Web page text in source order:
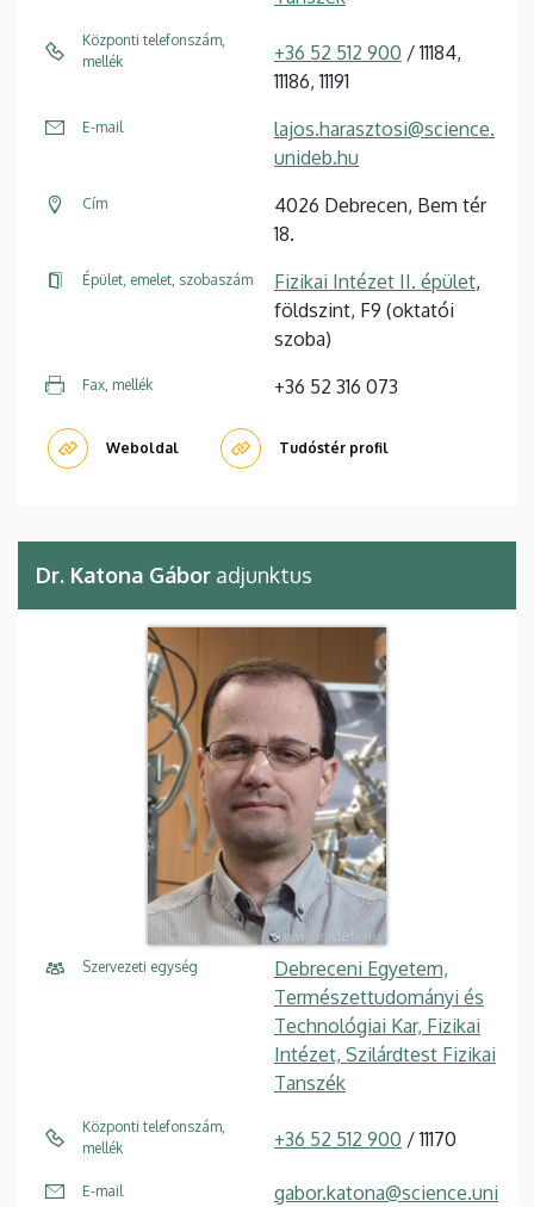
Központi telefonszám,
mellék
+36 52 512 900 / 11184,
11186, 11191
E-mail
lajos.harasztosi@science.
unideb.hu
Cím
4026 Debrecen, Bem tér
18.
Épület, emelet, szobaszám Fizikai Intézet II. épület,
földszint, F9 (oktatói
szoba)
Fax, mellék +36 52 316 073
Weboldal Tudóstér profil
Dr. Katona Gábor adjunktus
Szervezeti egység
Debreceni Egyetem,
Természettudományi és
Technológiai Kar, Fizikai
Intézet, Szilárdtest Fizikai
Tanszék
Központi telefonszám,
mellék
+36 52 512 900 / 11170
E-mail
gabor.katona@science.uni